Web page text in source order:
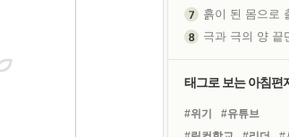
극과 극의 양 끝
태그로 보는 아침편
#위기
#유튜브